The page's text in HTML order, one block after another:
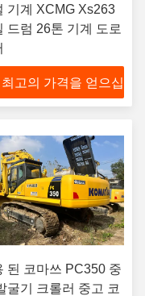
기계 XCMG Xs263
드럼 26톤 기계 도로
최고의 가격을 얻으십
된 코마쓰 PC350 중
굴기 크롤러 중고 코